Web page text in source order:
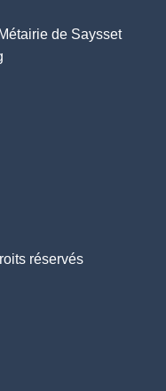
de Saysset
réservés